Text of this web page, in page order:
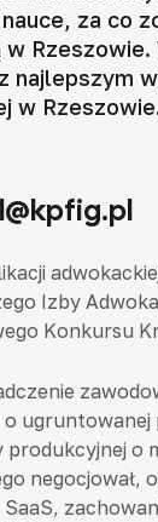
za co
Rzeszowie.
najlepszym
w
Izby
Konkursu
o
o
negocjował,
SaaS,